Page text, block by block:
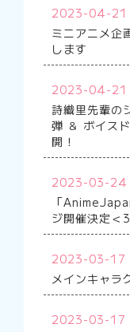
2023-04-21
ミニアニメ企
します
2023-04-21
詩織里先輩の
弾 ＆ ボイス
開！
2023-03-24
「
ジ開催決定
2023-03-17
メインキャラ
2023-03-17